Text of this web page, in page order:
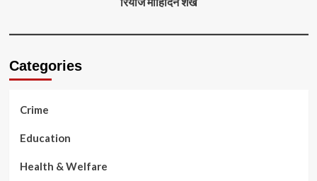
Categories
Crime
Education
Health & Welfare